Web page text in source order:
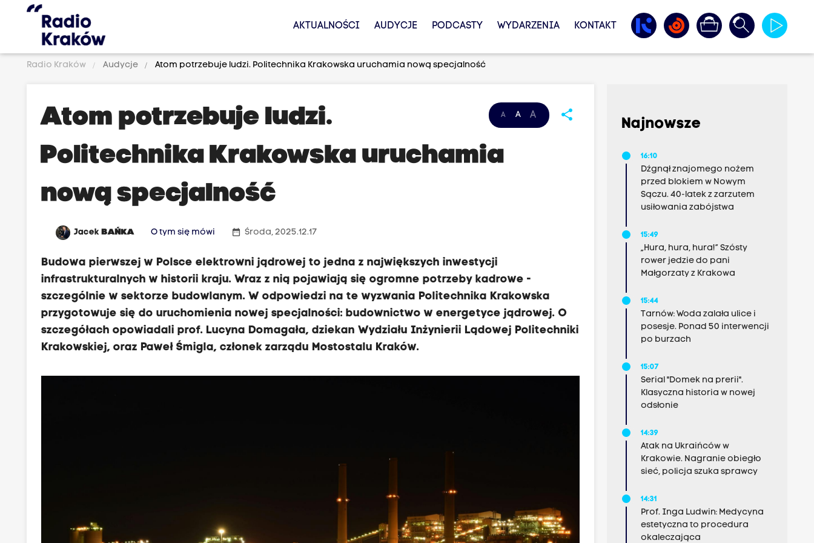
AKTUALNOŚCI AUDYCJE PODCASTY WYDARZENIA KONTAKT
Radio Kraków Audycje Atom potrzebuje ludzi. Politechnika Krakowska uruchamia nową specjalność
A A A share
Atom potrzebuje ludzi.
Politechnika Krakowska uruchamia
nową specjalność
JacekBAŃKA O tym się mówi date_range Środa, 2025.12.17
Budowa pierwszej w Polsce elektrowni jądrowej to jedna z największych inwestycji
infrastrukturalnych w historii kraju. Wraz z nią pojawiają się ogromne potrzeby kadrowe -
szczególnie w sektorze budowlanym. W odpowiedzi na te wyzwania Politechnika Krakowska
przygotowuje się do uruchomienia nowej specjalności: budownictwo w energetyce jądrowej. O
szczegółach opowiadali prof. Lucyna Domagała, dziekan Wydziału Inżynierii Lądowej Politechniki
Krakowskiej, oraz Paweł Śmigla, członek zarządu Mostostalu Kraków.
Najnowsze
16:10
Dźgnął znajomego nożem
przed blokiem w Nowym
Sączu. 40-latek z zarzutem
usiłowania zabójstwa
15:49
„Hura, hura, hura!” Szósty
rower jedzie do pani
Małgorzaty z Krakowa
15:44
Tarnów: Woda zalała ulice i
posesje. Ponad 50 interwencji
po burzach
15:07
Serial "Domek na prerii".
Klasyczna historia w nowej
odsłonie
14:39
Atak na Ukraińców w
Krakowie. Nagranie obiegło
sieć, policja szuka sprawcy
14:31
Prof. Inga Ludwin: Medycyna
estetyczna to procedura
okaleczająca